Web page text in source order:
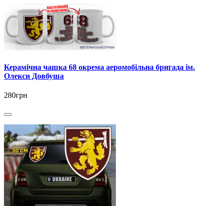
Керамічна чашка 68 окрема аеромобільна бригада ім.
Олекси Довбуша
280грн